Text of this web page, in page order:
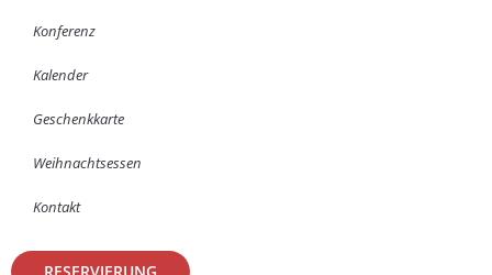
Konferenz
Kalender
Geschenkkarte
Weihnachtsessen
Kontakt